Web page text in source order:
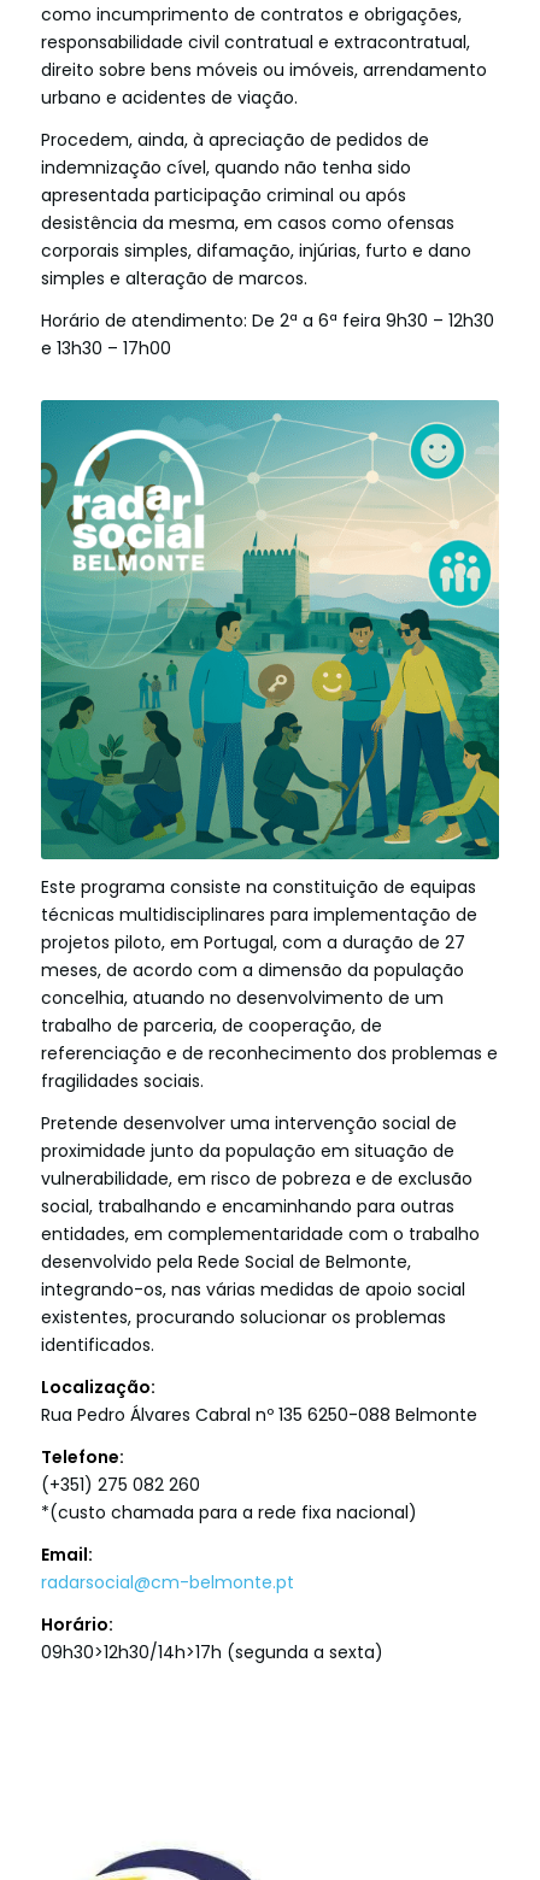
como incumprimento de contratos e obrigações,
responsabilidade civil contratual e extracontratual,
direito sobre bens móveis ou imóveis, arrendamento
urbano e acidentes de viação.
Procedem, ainda, à apreciação de pedidos de
indemnização cível, quando não tenha sido
apresentada participação criminal ou após
desistência da mesma, em casos como ofensas
corporais simples, difamação, injúrias, furto e dano
simples e alteração de marcos.
Horário de atendimento: De 2ª a 6ª feira 9h30 – 12h30
e 13h30 – 17h00
Este programa consiste na constituição de equipas
técnicas multidisciplinares para imple­mentação de
projetos piloto, em Portugal, com a duração de 27
meses, de acordo com a dimensão da população
concelhia, atuando no desenvolvimento de um
trabalho de parceria, de cooperação, de
referenciação e de reconhecimento dos problemas e
fragilidades sociais.
Pretende desenvolver uma intervenção social de
proximidade junto da população em situação de
vulnerabilidade, em risco de pobreza e de exclusão
social, trabalhando e enca­minhando para outras
entidades, em complementaridade com o trabalho
desenvolvido pela Rede Social de Belmonte,
integrando-os, nas várias medidas de apoio social
existentes, pro­curando solucionar os problemas
identificados.
Localização:
Rua Pedro Álvares Cabral nº 135 6250-088 Belmonte
Telefone:
(+351) 275 082 260
*(custo chamada para a rede fixa nacional)
Email:
radarsocial@cm-belmonte.pt
Horário:
09h30>12h30/14h>17h (segunda a sexta)